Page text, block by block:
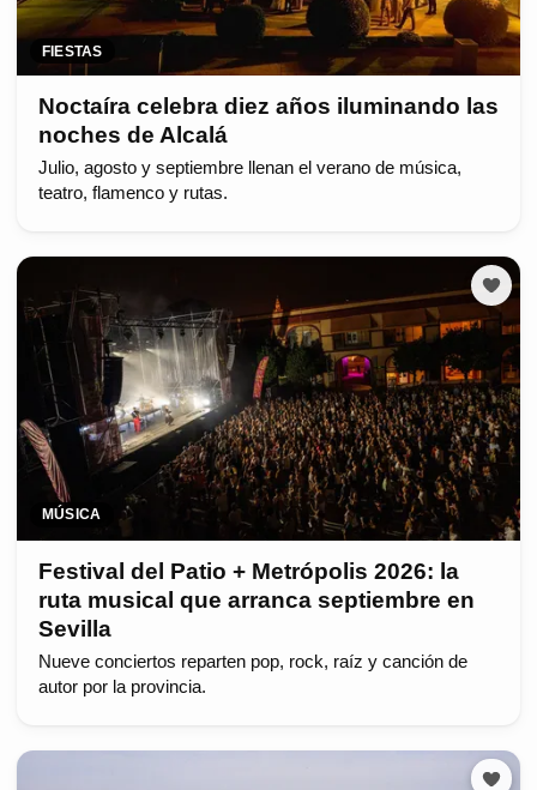
FIESTAS
Noctaíra celebra diez años iluminando las
noches de Alcalá
Julio, agosto y septiembre llenan el verano de música,
teatro, flamenco y rutas.
MÚSICA
Festival del Patio + Metrópolis 2026: la
ruta musical que arranca septiembre en
Sevilla
Nueve conciertos reparten pop, rock, raíz y canción de
autor por la provincia.